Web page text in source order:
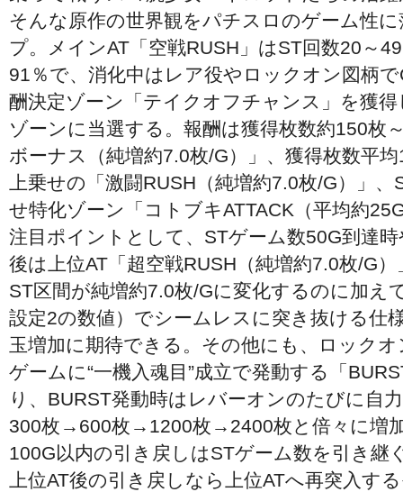
そんな原作の世界観をパチスロのゲーム性
プ。メインAT「空戦RUSH」はST回数20～
91％で、消化中はレア役やロックオン図柄
酬決定ゾーン「テイクオフチャンス」を獲
ゾーンに当選する。報酬は獲得枚数約150枚
ボーナス（純増約7.0枚/G）」、獲得枚数平
上乗せの「激闘RUSH（純増約7.0枚/G）」
せ特化ゾーン「コトブキATTACK（平均約
注目ポイントとして、STゲーム数50G到達
後は上位AT「超空戦RUSH（純増約7.0枚/G
ST区間が純増約7.0枚/Gに変化するのに加え
設定2の数値）でシームレスに突き抜ける仕
玉増加に期待できる。その他にも、ロック
ゲームに“一機入魂目”成立で発動する「
り、BURST発動時はレバーオンのたびに自
300枚→600枚→1200枚→2400枚と倍々に増
100G以内の引き戻しはSTゲーム数を引き継
上位AT後の引き戻しなら上位ATへ再突入す